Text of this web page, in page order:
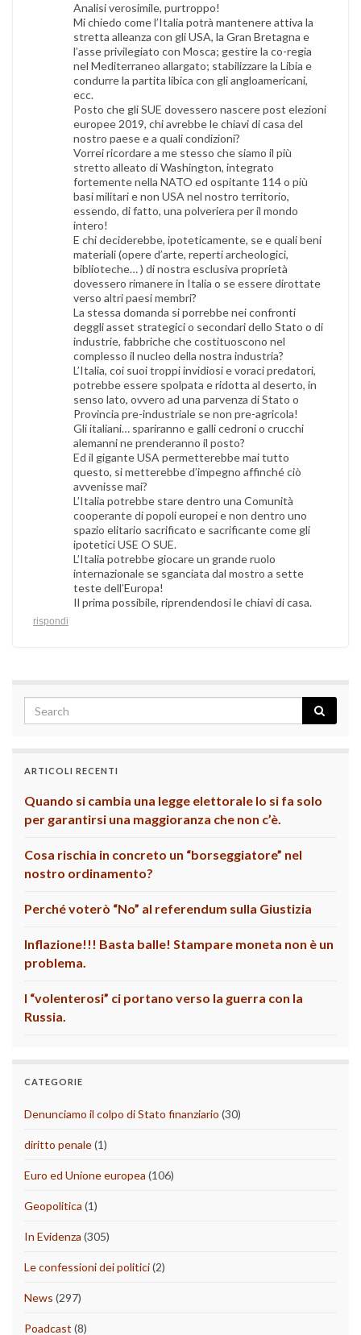
Analisi verosimile, purtroppo!
Mi chiedo come l’Italia potrà mantenere attiva la
stretta alleanza con gli USA, la Gran Bretagna e
l’asse privilegiato con Mosca; gestire la co-regia
nel Mediterraneo allargato; stabilizzare la Libia e
condurre la partita libica con gli angloamericani,
ecc.
Posto che gli SUE dovessero nascere post elezioni
europee 2019, chi avrebbe le chiavi di casa del
nostro paese e a quali condizioni?
Vorrei ricordare a me stesso che siamo il più
stretto alleato di Washington, integrato
fortemente nella NATO ed ospitante 114 o più
basi militari e non USA nel nostro territorio,
essendo, di fatto, una polveriera per il mondo
intero!
E chi deciderebbe, ipoteticamente, se e quali beni
materiali (opere d’arte, reperti archeologici,
biblioteche… ) di nostra esclusiva proprietà
dovessero rimanere in Italia o se essere dirottate
verso altri paesi membri?
La stessa domanda si porrebbe nei confronti
deggli asset strategici o secondari dello Stato o di
industrie, fabbriche che costituoscono nel
complesso il nucleo della nostra industria?
L’Italia, coi suoi troppi invidiosi e voraci predatori,
potrebbe essere spolpata e ridotta al deserto, in
senso lato, ovvero ad una parvenza di Stato o
Provincia pre-industriale se non pre-agricola!
Gli italiani… spariranno e galli cedroni o crucchi
alemanni ne prenderanno il posto?
Ed il gigante USA permetterebbe mai tutto
questo, si metterebbe d’impegno affinché ciò
avvenisse mai?
L’Italia potrebbe stare dentro una Comunità
cooperante di popoli europei e non dentro uno
spazio elitario sacrificato e sacrificante come gli
ipotetici USE O SUE.
L’Italia potrebbe giocare un grande ruolo
internazionale se sganciata dal mostro a sette
teste dell’Europa!
Il prima possibile, riprendendosi le chiavi di casa.
rispondi
ARTICOLI RECENTI
Quando si cambia una legge elettorale lo si fa solo
per garantirsi una maggioranza che non c’è.
Cosa rischia in concreto un “borseggiatore” nel
nostro ordinamento?
Perché voterò “No” al referendum sulla Giustizia
Inflazione!!! Basta balle! Stampare moneta non è un
problema.
I “volenterosi” ci portano verso la guerra con la
Russia.
CATEGORIE
Denunciamo il colpo di Stato finanziario (30)
diritto penale(1)
Euro ed Unione europea (106)
Geopolitica (1)
In Evidenza (305)
Le confessioni dei politici(2)
News (297)
Poadcast (8)